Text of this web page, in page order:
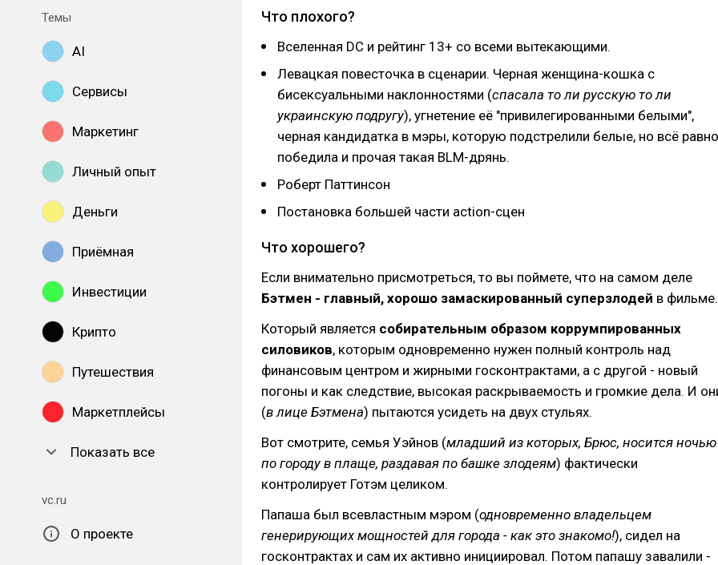
Темы
AI
Сервисы
Маркетинг
Личный опыт
Деньги
Приёмная
Инвестиции
Крипто
Путешествия
Маркетплейсы
Показать все
vc.ru
О проекте
Что плохого?
Вселенная DC и рейтинг 13+ со всеми вытекающими.
Левацкая повесточка в сценарии. Черная женщина-кошка с
бисексуальными наклонностями (спасала то ли русскую то ли
украинскую подругу), угнетение её "привилегированными белыми",
черная кандидатка в мэры, которую подстрелили белые, но всё равно
победила и прочая такая BLM-дрянь.
Роберт Паттинсон
Постановка большей части action-сцен
Что хорошего?
Если внимательно присмотреться, то вы поймете, что на самом деле
Бэтмен - главный, хорошо замаскированный суперзлодей в фильме.
Который является собирательным образом коррумпированных
силовиков, которым одновременно нужен полный контроль над
финансовым центром и жирными госконтрактами, а с другой - новый
погоны и как следствие, высокая раскрываемость и громкие дела. И
(в лице Бэтмена) пытаются усидеть на двух стульях.
Вот смотрите, семья Уэйнов (младший из которых, Брюс, носится ночью
по городу в плаще, раздавая по башке злодеям) фактически
контролирует Готэм целиком.
Папаша был всевластным мэром (одновременно владельцем
генерирующих мощностей для города - как это знакомо!), сидел на
госконтрактах и сам их активно инициировал. Потом папашу завалили -